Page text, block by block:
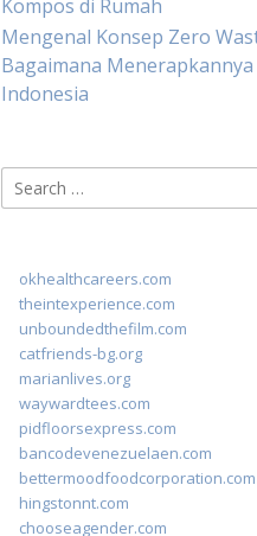
Kompos di Rumah
Mengenal Konsep Zero
Bagaimana Menerapkannya
Indonesia
Search
for:
okhealthcareers.com
theintexperience.com
unboundedthefilm.com
catfriends-bg.org
marianlives.org
waywardtees.com
pidfloorsexpress.com
bancodevenezuelaen.com
bettermoodfoodcorporation.com
hingstonnt.com
chooseagender.com